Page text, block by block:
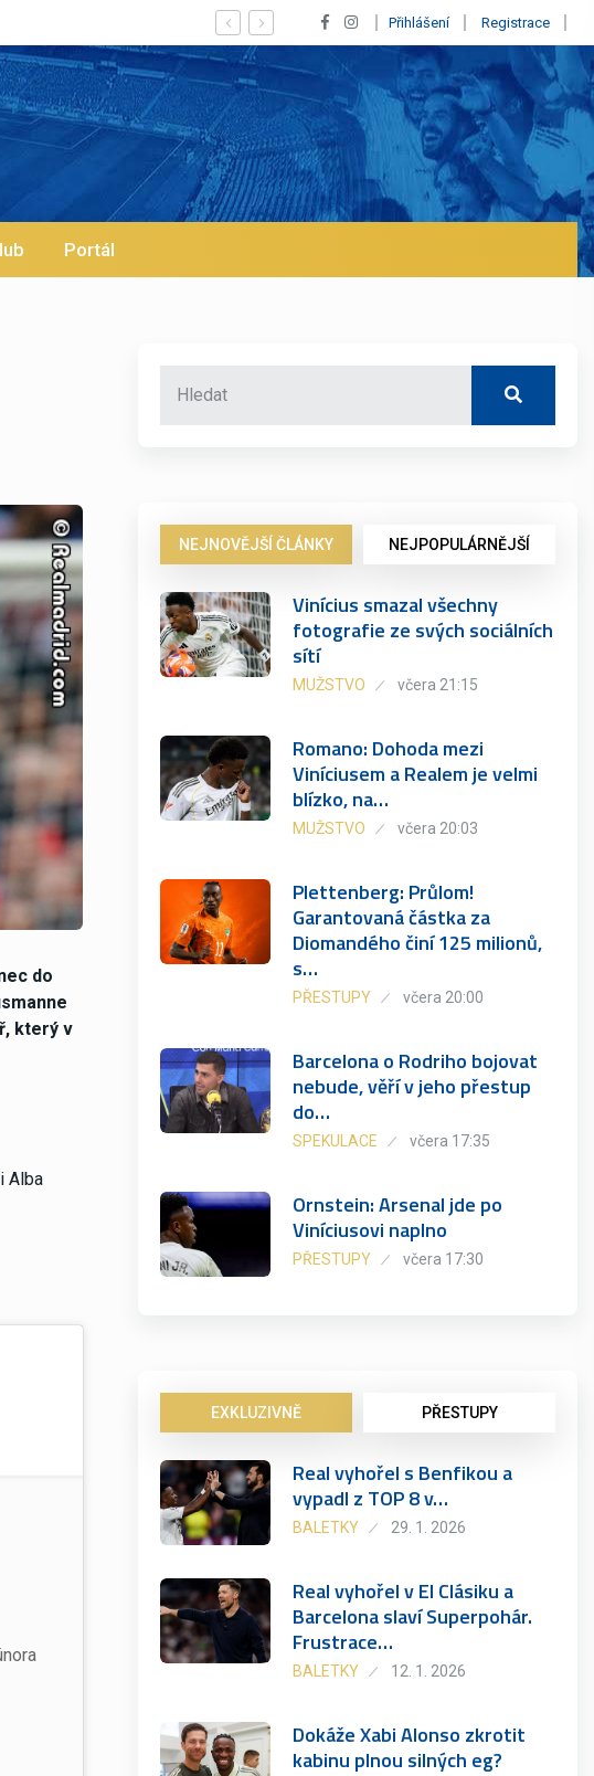
Vypískaný Vinícius! Blíží se jeho odchod z Realu a pustí se klub na trh už v lednu?
Přihlášení Registrace
Portál
do
který v
Alba
NEJNOVĚJŠÍ ČLÁNKY NEJPOPULÁRNĚJŠÍ
Vinícius smazal všechny
fotografie ze svých sociálních
sítí
MUŽSTVO včera 21:15
Romano: Dohoda mezi
Viníciusem a Realem je velmi
blízko, na…
MUŽSTVO včera 20:03
Plettenberg: Průlom!
Garantovaná částka za
Diomandého činí 125 milionů,
s…
PŘESTUPY včera 20:00
Barcelona o Rodriho bojovat
nebude, věří v jeho přestup
do…
SPEKULACE včera 17:35
Ornstein: Arsenal jde po
Viníciusovi naplno
PŘESTUPY včera 17:30
EXKLUZIVNĚ PŘESTUPY
Real vyhořel s Benfikou a
vypadl z TOP 8 v…
BALETKY 29. 1. 2026
Real vyhořel v El Clásiku a
Barcelona slaví Superpohár.
Frustrace…
BALETKY 12. 1. 2026
Dokáže Xabi Alonso zkrotit
kabinu plnou silných eg?